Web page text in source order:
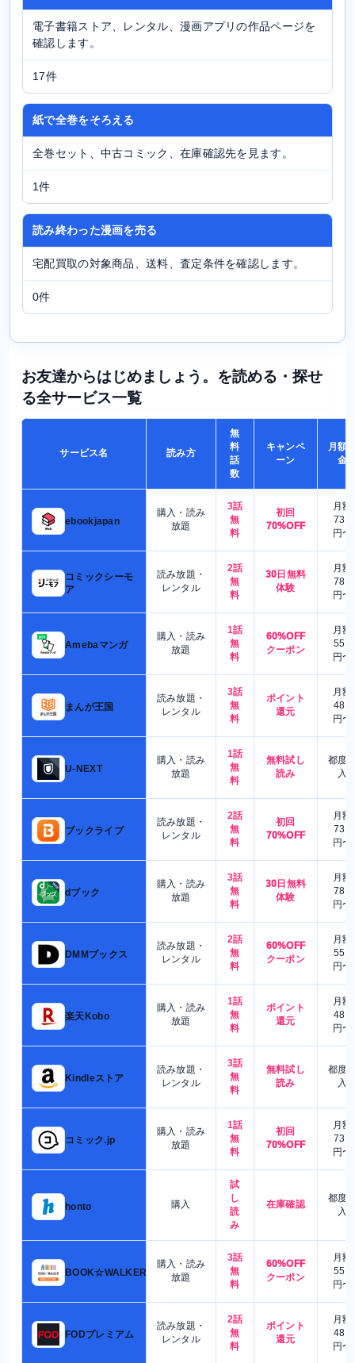
電子書籍ストア、レンタル、漫画アプリの作品ページを
確認します。
17件
紙で全巻をそろえる
全巻セット、中古コミック、在庫確認先を見ます。
1件
読み終わった漫画を売る
宅配買取の対象商品、送料、査定条件を確認します。
0件
お友達からはじめましょう。を読める・探せ
る全サービス一覧
サービス名 読み方
無
料
話
数
キャンペ
ーン
月額
金
ebookjapan
購入・読み
放題
3話
無
料
初回
70%OFF
月額
730
円〜
コミックシーモ
ア
読み放題・
レンタル
2話
無
料
30日無料
体験
月額
780
円〜
Amebaマンガ
購入・読み
放題
1話
無
料
60%OFF
クーポン
月額
550
円〜
まんが王国
読み放題・
レンタル
3話
無
料
ポイント
還元
月額
480
円〜
U-NEXT
購入・読み
放題
1話
無
料
無料試し
読み
都度
入
ブックライブ
読み放題・
レンタル
2話
無
料
初回
70%OFF
月額
730
円〜
dブック
購入・読み
放題
3話
無
料
30日無料
体験
月額
780
円〜
DMMブックス
読み放題・
レンタル
2話
無
料
60%OFF
クーポン
月額
550
円〜
楽天Kobo
購入・読み
放題
1話
無
料
ポイント
還元
月額
480
円〜
Kindleストア
読み放題・
レンタル
3話
無
料
無料試し
読み
都度
入
コミック.jp
購入・読み
放題
1話
無
料
初回
70%OFF
月額
730
円〜
honto 購入
試
し
読
み
在庫確認
都度
入
BOOK☆WALKER
購入・読み
放題
3話
無
料
60%OFF
クーポン
月額
550
円〜
FODプレミアム
読み放題・
レンタル
2話
無
料
ポイント
還元
月額
480
円〜